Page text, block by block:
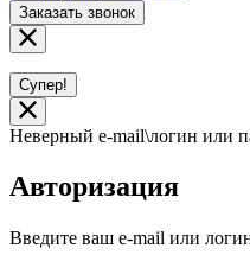
Заказать звонок
Супер!
Неверный e-mail\логин или
Авторизация
Введите ваш e-mail или